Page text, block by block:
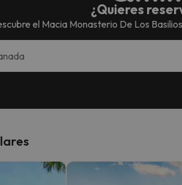
¿Quieres
el Macia Monasterio De Los Basilios